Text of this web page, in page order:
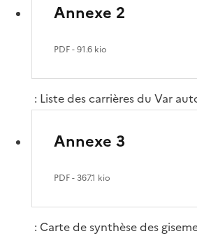
Annexe 2
PDF- 91.6 kio
: Liste des carrières du Var
Annexe 3
PDF- 367.1 kio
: Carte de synthèse des